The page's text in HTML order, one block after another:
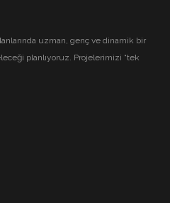
uzman, genç ve dinamik bir
planlıyoruz. Projelerimizi “tek